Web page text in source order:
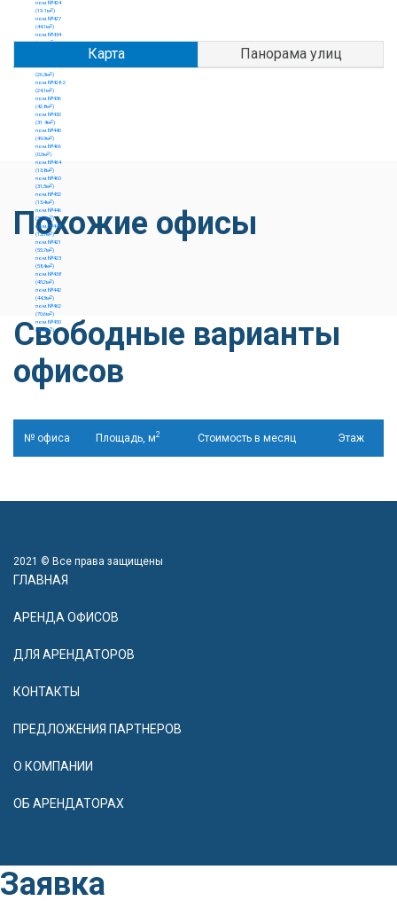
Карта Панорама улиц
Похожие офисы
Свободные варианты
офисов
№ офиса Площадь, м2 Стоимость в месяц Этаж
2021 © Все права защищены
ГЛАВНАЯ
АРЕНДА ОФИСОВ
ДЛЯ АРЕНДАТОРОВ
КОНТАКТЫ
ПРЕДЛОЖЕНИЯ ПАРТНЕРОВ
О КОМПАНИИ
ОБ АРЕНДАТОРАХ
Заявка